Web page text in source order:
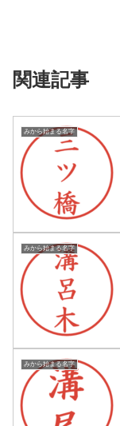
関連記事
みから始まる名字
みから始まる名字
みから始まる名字